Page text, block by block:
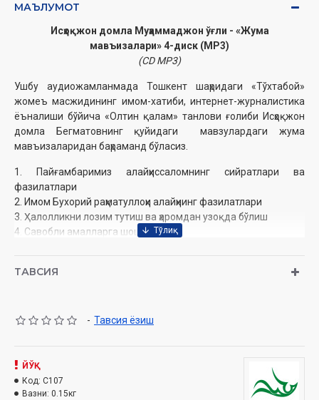
МАЪЛУМОТ
Исҳоқжон домла Муҳаммаджон ўғли - «Жума
мавъизалари» 4-диск (МР3)
(CD МР3)
Ушбу аудиожамланмада Тошкент шаҳридаги «Тўхтабой»
жомеъ масжидининг имом-хатиби, интернет-журналистика
ёъналиши бўйича «Олтин қалам» танлови ғолиби Исҳоқжон
домла Бегматовнинг қуйидаги мавзулардаги жума
мавъизаларидан баҳраманд бўласиз.
1. Пайғамбаримиз алайҳиссаломнинг сийратлари ва
фазилатлари
2. Имом Бухорий раҳматуллоҳи алайҳнинг фазилатлари
3. Ҳалолликни лозим тутиш ва ҳаромдан узоқда бўлиш
4. Савобли амалларга шошилиш
7. Ҳаё ҳақида
10. Исломда поклик
Дин ишлари ‎бўйича қўмитанинг 3501-сонли хулосаси
асосида ‎тайёрланди.
ТАВСИЯ
- Тавсия ёзиш
ЙЎҚ
Код: C107
Вазни: 0.15кг